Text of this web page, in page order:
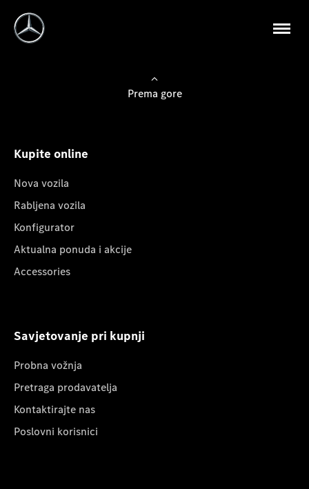
Prema gore
Kupite online
Nova vozila
Rabljena vozila
Konfigurator
Aktualna ponuda i akcije
Accessories
Savjetovanje pri kupnji
Probna vožnja
Pretraga prodavatelja
Kontaktirajte nas
Poslovni korisnici